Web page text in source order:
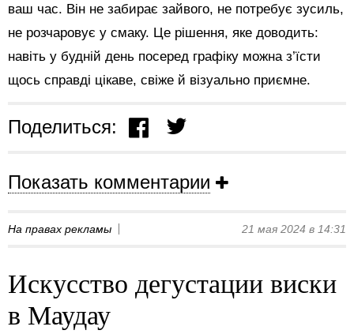
ваш час. Він не забирає зайвого, не потребує зусиль,
не розчаровує у смаку. Це рішення, яке доводить:
навіть у будній день посеред графіку можна з’їсти
щось справді цікаве, свіже й візуально приємне.
Поделиться:
Показать комментарии
На правах рекламы 21 мая 2024 в 14:31
Искусство дегустации виски
в Маудау